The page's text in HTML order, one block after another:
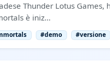
Thunder Lotus
è iniz…
#demo #versione